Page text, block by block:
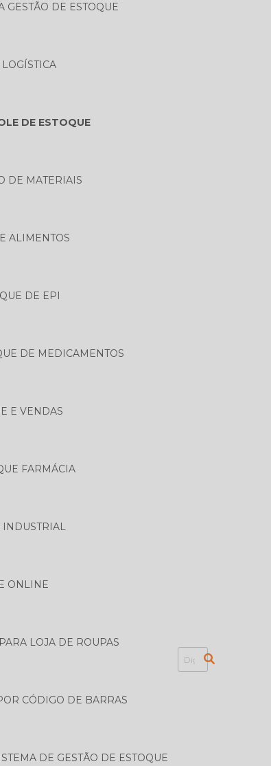
GESTÃO DE ESTOQUE
DE ESTOQUE
DE MATERIAIS
ALIMENTOS
DE EPI
DE MEDICAMENTOS
E VENDAS
FARMÁCIA
INDUSTRIAL
ONLINE
LOJA DE ROUPAS
CÓDIGO DE BARRAS
DE GESTÃO DE ESTOQUE